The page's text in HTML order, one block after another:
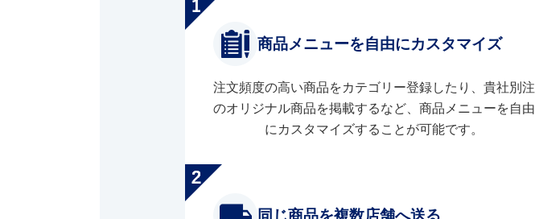
商品メニューを自由にカスタマイズ
注文頻度の高い商品をカテゴリー登録したり、貴社別注
のオリジナル商品を掲載するなど、商品メニューを自由
にカスタマイズすることが可能です。
同じ商品を複数店舗へ送る